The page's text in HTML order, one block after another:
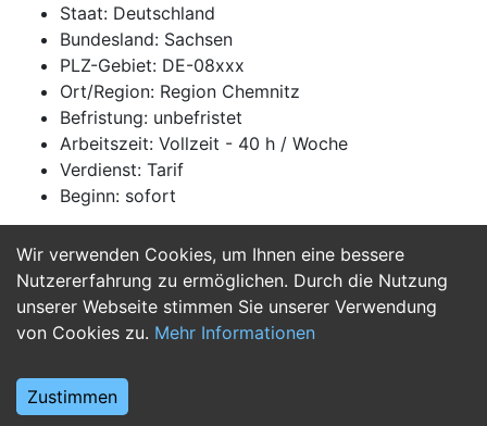
Wir verwenden Cookies, um Ihnen eine bessere
Nutzererfahrung zu ermöglichen. Durch die Nutzung
unserer Webseite stimmen Sie unserer Verwendung
von Cookies zu. Mehr Informationen
Zustimmen
Staat: Deutschland
Bundesland: Sachsen
PLZ-Gebiet: DE-08xxx
Ort/Region: Region Chemnitz
Befristung: unbefristet
Arbeitszeit: Vollzeit - 40 h / Woche
Verdienst: Tarif
Beginn: sofort
Jetzt Bewerben